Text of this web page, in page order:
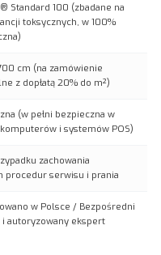
Standard 100 (zbadane na
toksycznych, w 100%
cm (na zamówienie
z dopłatą 20% do m²)
(w pełni bezpieczna w
i systemów POS)
zachowania
procedur serwisu i prania
w Polsce / Bezpośredni
autoryzowany ekspert